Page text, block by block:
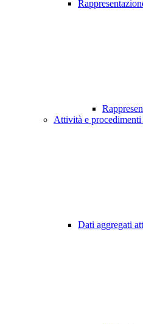
Attività e procedimenti
Dati aggregati